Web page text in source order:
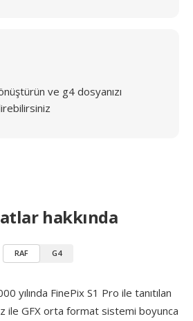
ve g4 dosyanızı
hakkında
RAF G4
yılında FinePix S1 Pro ile tanıtılan
ile GFX orta format sistemi boyunca